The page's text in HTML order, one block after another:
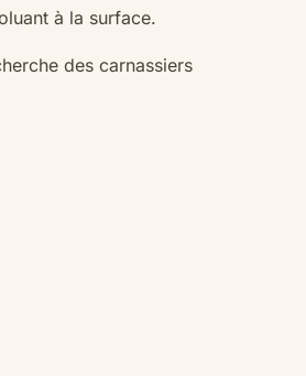
à la surface.
des carnassiers